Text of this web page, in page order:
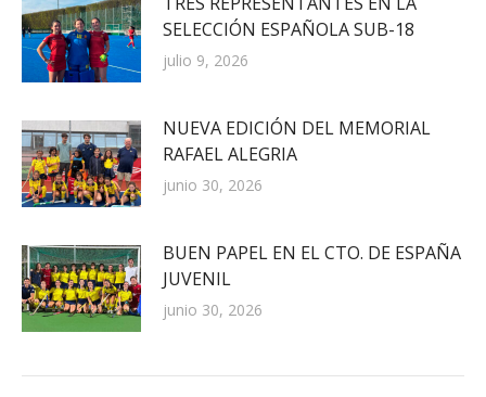
SELECCIÓN ESPAÑOLA SUB-18
julio 9, 2026
NUEVA EDICIÓN DEL MEMORIAL
RAFAEL ALEGRIA
junio 30, 2026
BUEN PAPEL EN EL CTO. DE ESPAÑA
JUVENIL
junio 30, 2026